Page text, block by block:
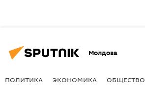
Молдова
ПОЛИТИКА ЭКОНОМИКА ОБЩЕСТВО